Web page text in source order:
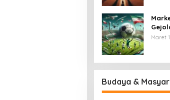
Maret
Budaya &